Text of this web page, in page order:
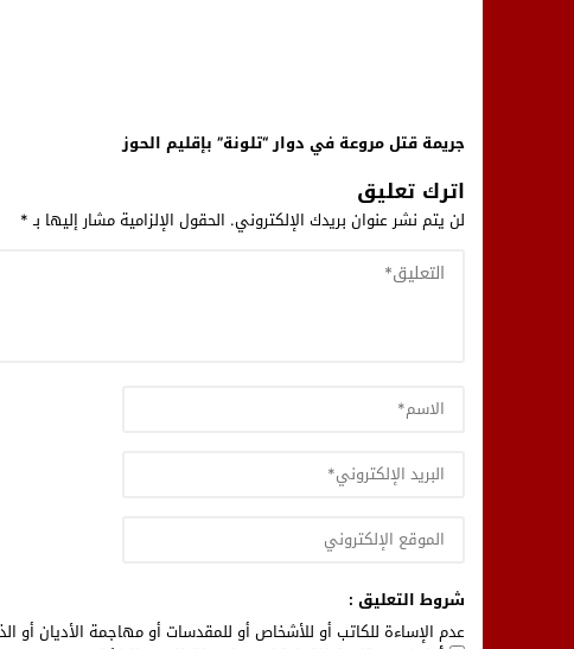
جريمة قتل مروعة في دوار “تلونة” بإقليم الحوز
اترك تعليق
لن يتم نشر عنوان بريدك الإلكتروني. الحقول الإلزامية مشار إليها بـ*
شروط التعليق :
عدم الإساءة للكاتب أو للأشخاص أو للمقدسات أو مهاجمة الأديان أو